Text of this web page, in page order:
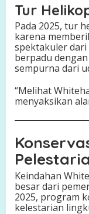
Tur
Pada 2025, tur
karena
spektakuler
berpadu
sempurna dari
“Melihat
menyaksikan
Keindahan
besar dari
2025, program
kelestarian